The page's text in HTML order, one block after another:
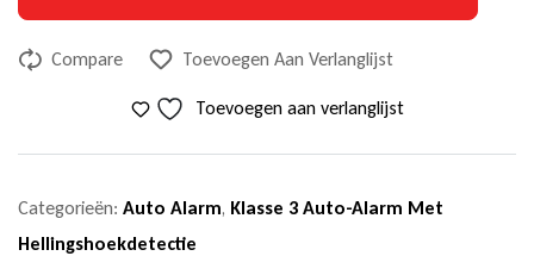
Compare Toevoegen Aan Verlanglijst
Toevoegen aan verlanglijst
Categorieën: Auto Alarm, Klasse 3 Auto-Alarm Met
Hellingshoekdetectie